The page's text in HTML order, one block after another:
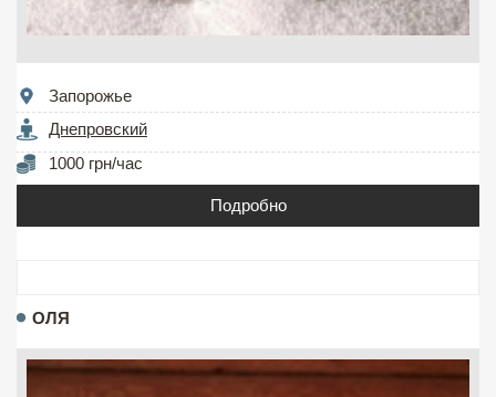
Запорожье
Днепровский
1000 грн/час
Подробно
ОЛЯ